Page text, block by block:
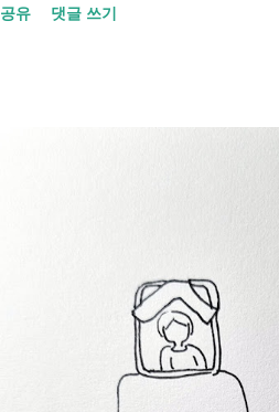
것조차 포기하고 싶어집니다. 그래서 포
수당 자활사업 참여, 자활급여 자활사업
신청 상황에 따라 참여 사실상 의무 즉,
는 사람을 돕는 제도입니다. 자활근로
지원하는 제도입니다. 조건부수급자 는
받는 과정에서 일정한 참여 의무가 있는
공유 댓글 쓰기